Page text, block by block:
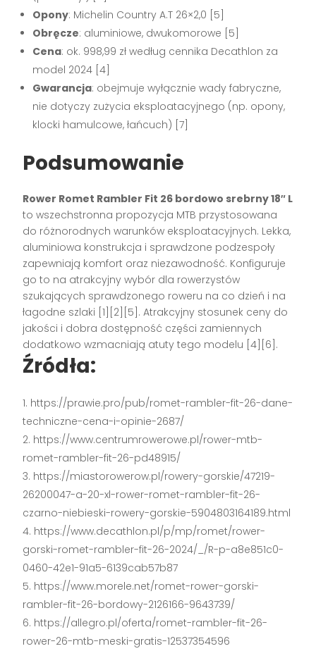
Opony: Michelin Country A.T 26×2,0 [5]
Obręcze: aluminiowe, dwukomorowe [5]
Cena: ok. 998,99 zł według cennika Decathlon za
model 2024 [4]
Gwarancja: obejmuje wyłącznie wady fabryczne,
nie dotyczy zużycia eksploatacyjnego (np. opony,
klocki hamulcowe, łańcuch) [7]
Podsumowanie
Rower Romet Rambler Fit 26 bordowo srebrny 18″ L
to wszechstronna propozycja MTB przystosowana
do różnorodnych warunków eksploatacyjnych. Lekka,
aluminiowa konstrukcja i sprawdzone podzespoły
zapewniają komfort oraz niezawodność. Konfiguruje
go to na atrakcyjny wybór dla rowerzystów
szukających sprawdzonego roweru na co dzień i na
łagodne szlaki [1][2][5] . Atrakcyjny stosunek ceny do
jakości i dobra dostępność części zamiennych
dodatkowo wzmacniają atuty tego modelu [4][6] .
Źródła:
https://prawie.pro/pub/romet-rambler-fit-26-dane-
techniczne-cena-i-opinie-2687/
https://www.centrumrowerowe.pl/rower-mtb-
romet-rambler-fit-26-pd48915/
https://miastorowerow.pl/rowery-gorskie/47219-
26200047-a-20-xl-rower-romet-rambler-fit-26-
czarno-niebieski-rowery-gorskie-5904803164189.html
https://www.decathlon.pl/p/mp/romet/rower-
gorski-romet-rambler-fit-26-2024/_/R-p-a8e851c0-
0460-42e1-91a5-6139cab57b87
https://www.morele.net/romet-rower-gorski-
rambler-fit-26-bordowy-2126166-9643739/
https://allegro.pl/oferta/romet-rambler-fit-26-
rower-26-mtb-meski-gratis-12537354596